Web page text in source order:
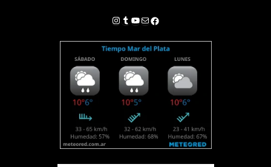
Instagram
Tumblr
YouTube
Correo electrónico
Facebook